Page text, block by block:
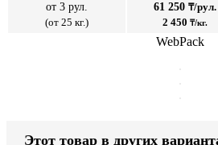
от 3 рул.
(от 25 кг.)
61 250 ₸/рул.
2 450 ₸/кг.
WebPack
Этот товар в других